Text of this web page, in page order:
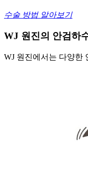
수술 방법 알아보기
WJ 원진의 안검하
WJ 원진에서는 다양한